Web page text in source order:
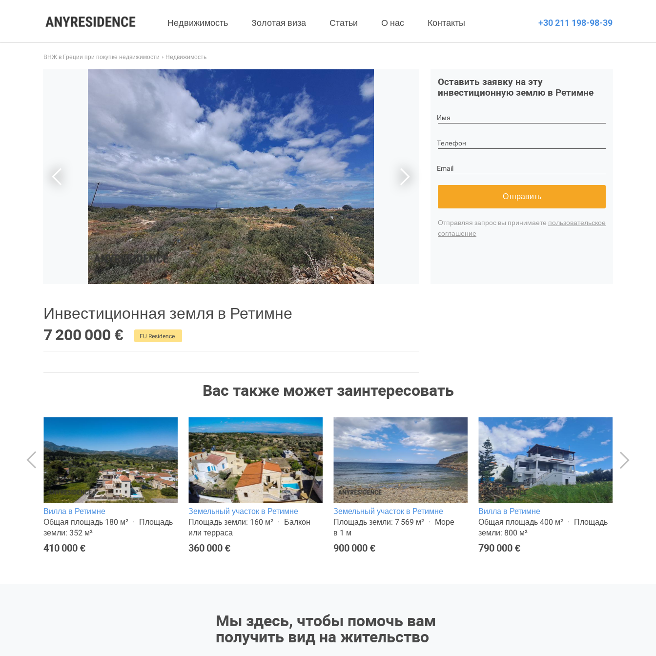
Недвижимость Золотая виза Статьи О нас Контакты +30 211 198-98-39
ВНЖ в Греции при покупке недвижимости Недвижимость
Оставить заявку на эту
инвестиционную землю в Ретимне
Имя
Телефон
Email
Отправить
Отправляя запрос вы принимаете пользовательское
соглашение
Инвестиционная земля в Ретимне
7 200 000 €
EU Residence
Вас также может заинтересовать
Вилла в Ретимне
Общая площадь 180 м²
Площадь
земли: 352 м²
410 000 €
Земельный участок в Ретимне
Площадь земли: 160 м²
Балкон
или терраса
360 000 €
Земельный участок в Ретимне
Площадь земли: 7 569 м²
Море
в 1 м
900 000 €
Вилла в Ретимне
Общая площадь 400 м²
Площадь
земли: 800 м²
790 000 €
Мы здесь, чтобы помочь вам
получить вид на жительство